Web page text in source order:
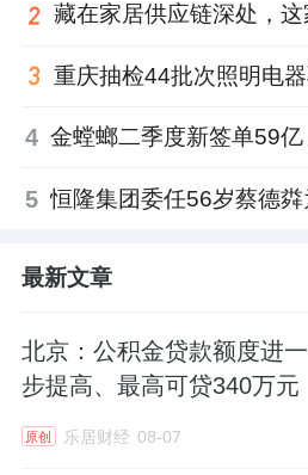
4
5
最新文章
北京：公积金贷款额度进一
步提高、最高可贷340万元
原创 乐居财经 08-07